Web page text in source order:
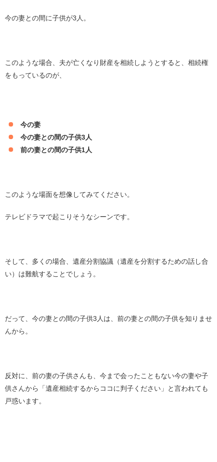
今の妻との間に子供が3人。
このような場合、夫が亡くなり財産を相続しようとすると、相続権
をもっているのが、
今の妻
今の妻との間の子供3人
前の妻との間の子供1人
このような場面を想像してみてください。
テレビドラマで起こりそうなシーンです。
そして、多くの場合、遺産分割協議（遺産を分割するための話し合
い）は難航することでしょう。
だって、今の妻との間の子供3人は、前の妻との間の子供を知りませ
んから。
反対に、前の妻の子供さんも、今まで会ったこともない今の妻や子
供さんから「遺産相続するからココに判子ください」と言われても
戸惑います。